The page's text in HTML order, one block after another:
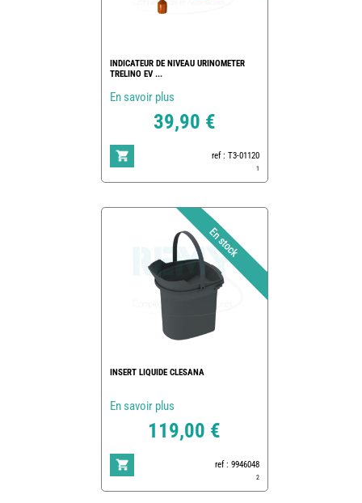
INDICATEUR DE NIVEAU URINOMETER
TRELINO EV ...
En savoir plus
39,90 €
ref : T3-01120
1
INSERT LIQUIDE CLESANA
En savoir plus
119,00 €
ref : 9946048
2